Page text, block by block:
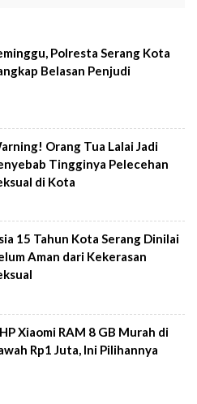
Polresta Serang Kota
Belasan Penjudi
Orang Tua Lalai Jadi
Tingginya Pelecehan
di Kota
15 Tahun Kota Serang Dinilai
Aman dari Kekerasan
Xiaomi RAM 8 GB Murah di
Rp1 Juta, Ini Pilihannya